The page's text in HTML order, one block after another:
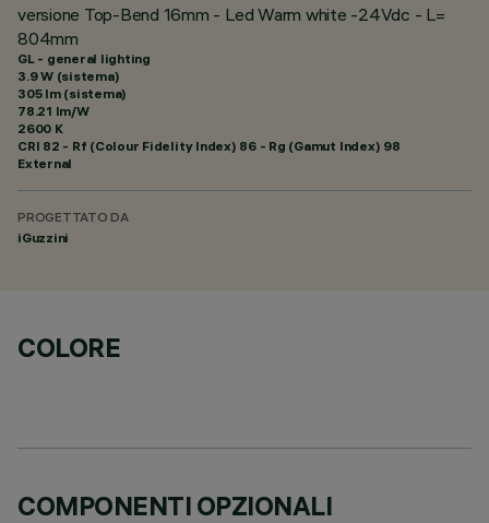
versione Top-Bend 16mm - Led Warm white -24Vdc - L=
804mm
GL - general lighting
3.9 W (sistema)
305 lm (sistema)
78.21 lm/W
2600 K
CRI 82 - Rf (Colour Fidelity Index) 86 - Rg (Gamut Index) 98
External
PROGETTATO DA
iGuzzini
COLORE
COMPONENTI OPZIONALI